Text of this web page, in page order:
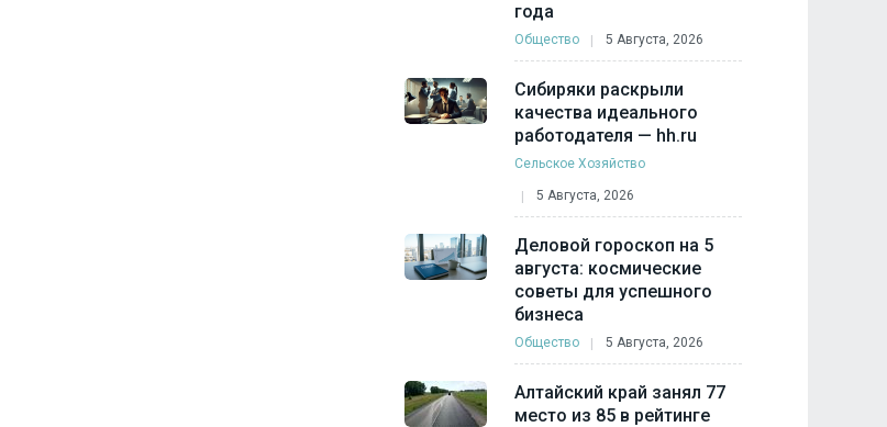
года
Общество 5 Августа, 2026
Сибиряки раскрыли
качества идеального
работодателя — hh.ru
Сельское Хозяйство
5 Августа, 2026
Деловой гороскоп на 5
августа: космические
советы для успешного
бизнеса
Общество 5 Августа, 2026
Алтайский край занял 77
место из 85 в рейтинге